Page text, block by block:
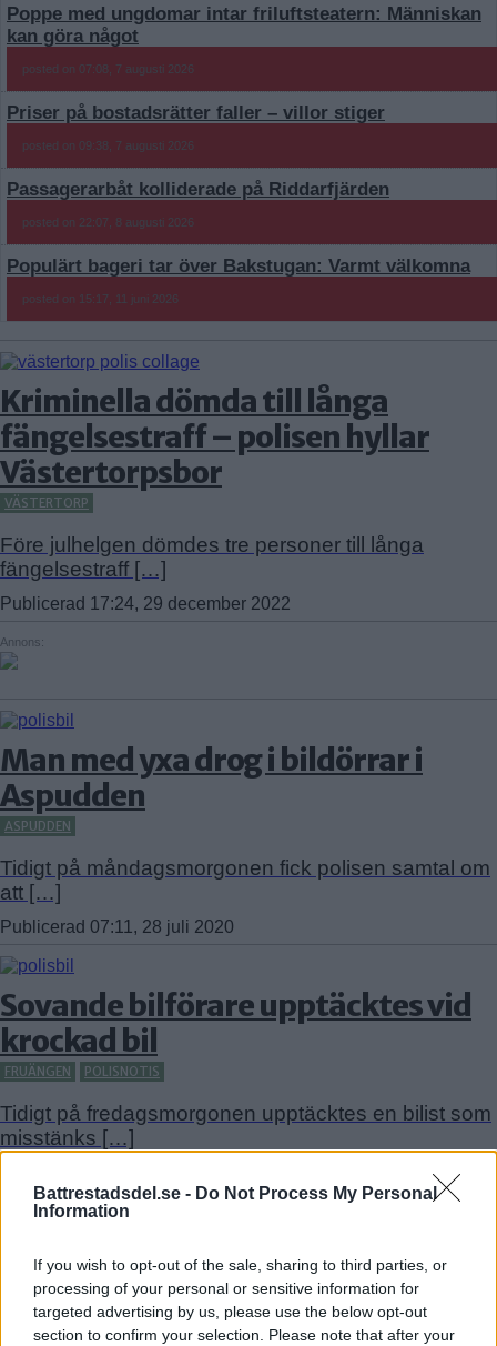
Battrestadsdel.se - Do Not Process My Personal
Information
If you wish to opt-out of the sale, sharing to third parties, or
processing of your personal or sensitive information for
targeted advertising by us, please use the below opt-out
section to confirm your selection. Please note that after your
Poppe med ungdomar intar friluftsteatern: Människan
kan göra något
posted on 07:08, 7 augusti 2026
Priser på bostadsrätter faller – villor stiger
posted on 09:38, 7 augusti 2026
Passagerarbåt kolliderade på Riddarfjärden
posted on 22:07, 8 augusti 2026
Populärt bageri tar över Bakstugan: Varmt välkomna
posted on 15:17, 11 juni 2026
Kriminella dömda till långa
fängelsestraff – polisen hyllar
Västertorpsbor
VÄSTERTORP
Före julhelgen dömdes tre personer till långa
fängelsestraff […]
Publicerad 17:24, 29 december 2022
Annons:
Man med yxa drog i bildörrar i
Aspudden
ASPUDDEN
Tidigt på måndagsmorgonen fick polisen samtal om
att […]
Publicerad 07:11, 28 juli 2020
Sovande bilförare upptäcktes vid
krockad bil
FRUÄNGEN POLISNOTIS
Tidigt på fredagsmorgonen upptäcktes en bilist som
misstänks […]
Misstänkt narkotikabrott i
Midsommarkransen
MIDSOMMARKRANSEN POLISNOTIS